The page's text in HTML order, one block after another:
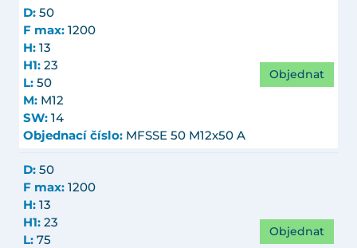
D: 50
F max: 1200
H: 13
H1: 23
L: 50
M: M12
SW: 14
Objednací číslo: MFSSE 50 M12x50 A
Objednat
D: 50
F max: 1200
H: 13
H1: 23
L: 75
Objednat